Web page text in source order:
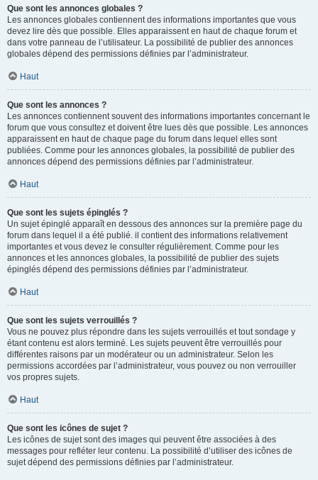
Que sont les annonces globales ?
Les annonces globales contiennent des informations importantes que vous
devez lire dès que possible. Elles apparaissent en haut de chaque forum et
dans votre panneau de l’utilisateur. La possibilité de publier des annonces
globales dépend des permissions définies par l’administrateur.
Haut
Que sont les annonces ?
Les annonces contiennent souvent des informations importantes concernant le
forum que vous consultez et doivent être lues dès que possible. Les annonces
apparaissent en haut de chaque page du forum dans lequel elles sont
publiées. Comme pour les annonces globales, la possibilité de publier des
annonces dépend des permissions définies par l’administrateur.
Haut
Que sont les sujets épinglés ?
Un sujet épinglé apparaît en dessous des annonces sur la première page du
forum dans lequel il a été publié. il contient des informations relativement
importantes et vous devez le consulter régulièrement. Comme pour les
annonces et les annonces globales, la possibilité de publier des sujets
épinglés dépend des permissions définies par l’administrateur.
Haut
Que sont les sujets verrouillés ?
Vous ne pouvez plus répondre dans les sujets verrouillés et tout sondage y
étant contenu est alors terminé. Les sujets peuvent être verrouillés pour
différentes raisons par un modérateur ou un administrateur. Selon les
permissions accordées par l’administrateur, vous pouvez ou non verrouiller
vos propres sujets.
Haut
Que sont les icônes de sujet ?
Les icônes de sujet sont des images qui peuvent être associées à des
messages pour refléter leur contenu. La possibilité d’utiliser des icônes de
sujet dépend des permissions définies par l’administrateur.